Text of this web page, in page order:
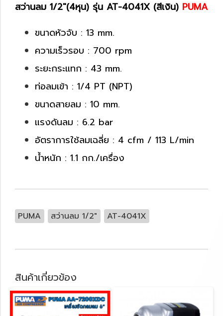
สว่านลม 1/2"(4หุน) รุ่น AT-4041X (สีเงิน) PUMA
ขนาดหัวจับ : 13 mm.
ความเร็วรอบ : 700 rpm
ระยะกระแทก : 43 mm.
ท่อลมเข้า : 1/4 PT (NPT)
ขนาดสายลม : 10 mm.
แรงดันลม : 6.2 bar
อัตราการใช้ลมเฉลี่ย : 4 cfm / 113 L/min
น้ำหนัก : 1.1 กก./เครื่อง
PUMA สว่านลม 1/2" AT-4041X
สินค้าเกี่ยวข้อง